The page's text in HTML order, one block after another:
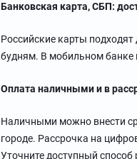
Банковская карта, СБП:
Российские карты
будням. В мобильном банке
Оплата наличными и в
Наличными можно внести
городе. Рассрочка на
Уточните доступный